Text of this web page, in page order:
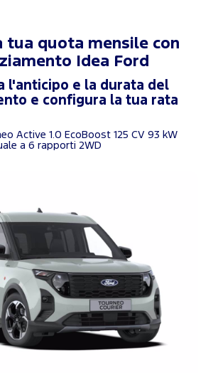
tua quota mensile con
Idea Ford
l'anticipo e la durata del
e configura la tua rata
Active 1.0 EcoBoost 125 CV 93 kW
a 6 rapporti 2WD